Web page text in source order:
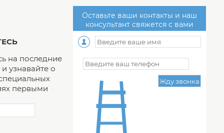
на последние
узнавайте о
первыми
Оставьте ваши контакты и наш
консультант свяжется с вами